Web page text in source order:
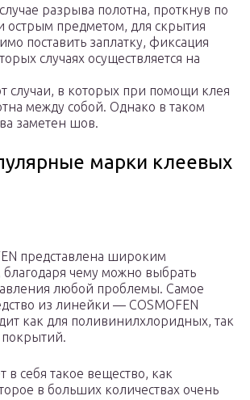
разрыва полотна, проткнув по
острым предметом, для скрытия
поставить заплатку, фиксация
случаях осуществляется на
случаи, в которых при помощи клея
между собой. Однако в таком
заметен шов.
марки клеевых
представлена широким
благодаря чему можно выбрать
любой проблемы. Самое
из линейки — COSMOFEN
как для поливинилхлоридных, так
в себя такое вещество, как
в больших количествах очень